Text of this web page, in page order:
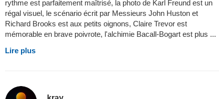
rythme est parfaitement maîtrisé, la photo de Karl Freund est un
régal visuel, le scénario écrit par Messieurs John Huston et
Richard Brooks est aux petits oignons, Claire Trevor est
mémorable en brave poivrote, l'alchimie Bacall-Bogart est plus ...
Lire plus